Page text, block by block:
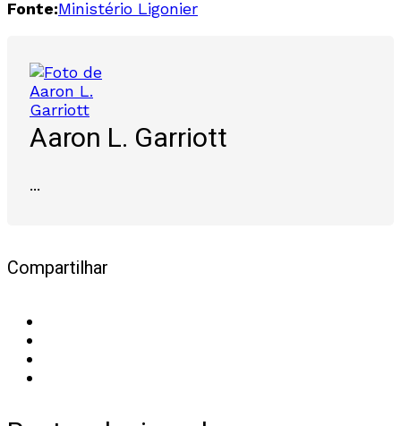
Fonte:Ministério Ligonier
Aaron L. Garriott
...
Compartilhar